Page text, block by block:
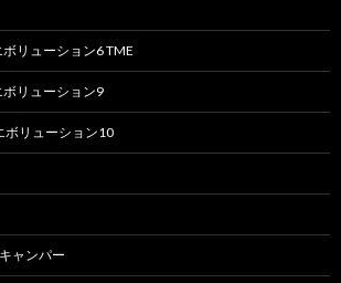
リューション6 TME
リューション9
ボリューション10
ャンパー